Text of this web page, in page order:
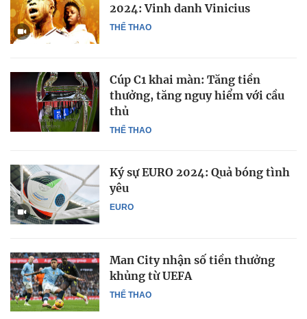
THỂ THAO
2024: Vinh danh Vinicius
THỂ THAO
Cúp C1 khai màn: Tăng tiền
thưởng, tăng nguy hiểm với cầu
thủ
EURO
Ký sự EURO 2024: Quả bóng tình
yêu
THỂ THAO
Man City nhận số tiền thưởng
khủng từ UEFA